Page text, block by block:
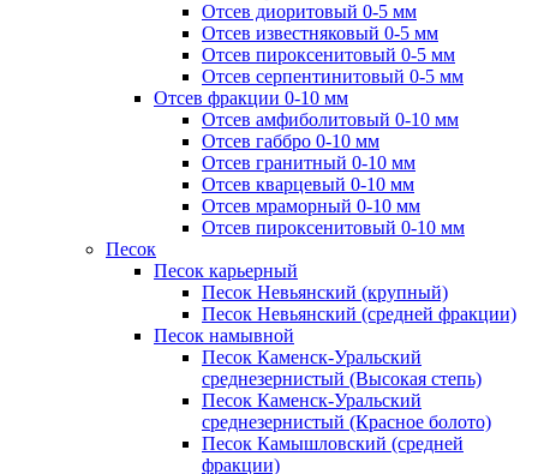
Отсев диоритовый 0-5 мм
Отсев известняковый 0-5 мм
Отсев пироксенитовый 0-5 мм
Отсев серпентинитовый 0-5 мм
Отсев фракции 0-10 мм
Отсев амфиболитовый 0-10 мм
Отсев габбро 0-10 мм
Отсев гранитный 0-10 мм
Отсев кварцевый 0-10 мм
Отсев мраморный 0-10 мм
Отсев пироксенитовый 0-10 мм
Песок
Песок карьерный
Песок Невьянский (крупный)
Песок Невьянский (средней фракции)
Песок намывной
Песок Каменск-Уральский
среднезернистый (Высокая степь)
Песок Каменск-Уральский
среднезернистый (Красное болото)
Песок Камышловский (средней
фракции)